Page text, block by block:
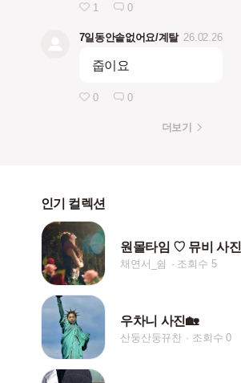
1 0
7일동안솥없어요/계탈 26.02.26
줍이요
0 0
더보기
인기 컬렉션
원몰타임 ♡ 뮤비 사
채연서_쉼 조회수 5
우차니 사진🏡
산둥산둥뀨찬 조회수 0